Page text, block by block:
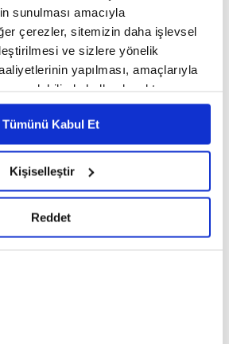
sunulması amacıyla
çerezler, sitemizin daha işlevsel
ve sizlere yönelik
yapılması, amaçlarıyla
dahilinde kullanılacaktır.
çerez paneli vasıtasıyla
ilişkin detaylı bilgi için
Çerez Bilgilendirme
Sitesi Aydınlatma Metnimizi
kapsamında
faaliyetleri ile ilgili daha
Tümünü Kabul Et
Kişiselleştir
Reddet
Başkonsolosu Sadin
yaptığı açıklamada,
oylamasına yoğun katılım